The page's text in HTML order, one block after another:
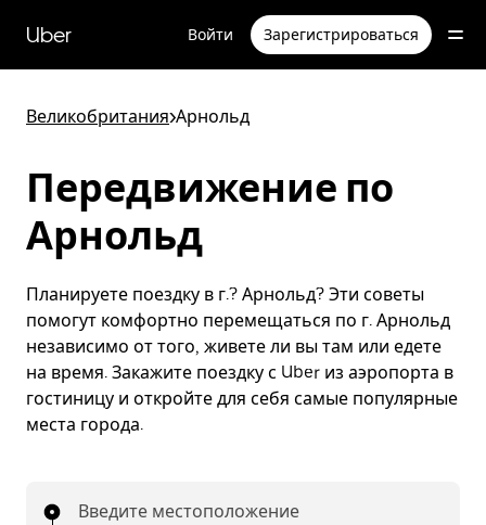
перейти
к
содержимому
Uber Войти Зарегистрироваться
Великобритания>Арнольд
Передвижение по
Арнольд
Планируете поездку в г.? Арнольд? Эти советы
помогут комфортно перемещаться по г. Арнольд
независимо от того, живете ли вы там или едете
на время. Закажите поездку с Uber из аэропорта в
гостиницу и откройте для себя самые популярные
места города.
Введите местоположение